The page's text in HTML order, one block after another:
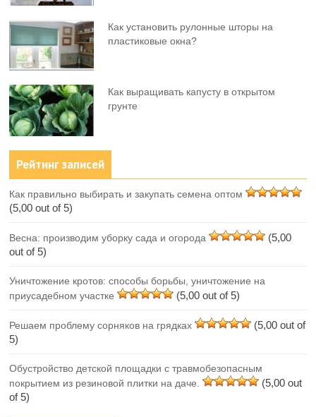
Как установить рулонные шторы на
пластиковые окна?
Как выращивать капусту в открытом
грунте
Рейтинг записей
Как правильно выбирать и закупать семена оптом
(5,00 out of 5)
Весна: производим уборку сада и огорода
(5,00
out of 5)
Уничтожение кротов: способы борьбы, уничтожение на
приусадебном участке
(5,00 out of 5)
Решаем проблему сорняков на грядках
(5,00 out of
5)
Обустройство детской площадки с травмобезопасным
покрытием из резиновой плитки на даче.
(5,00 out
of 5)